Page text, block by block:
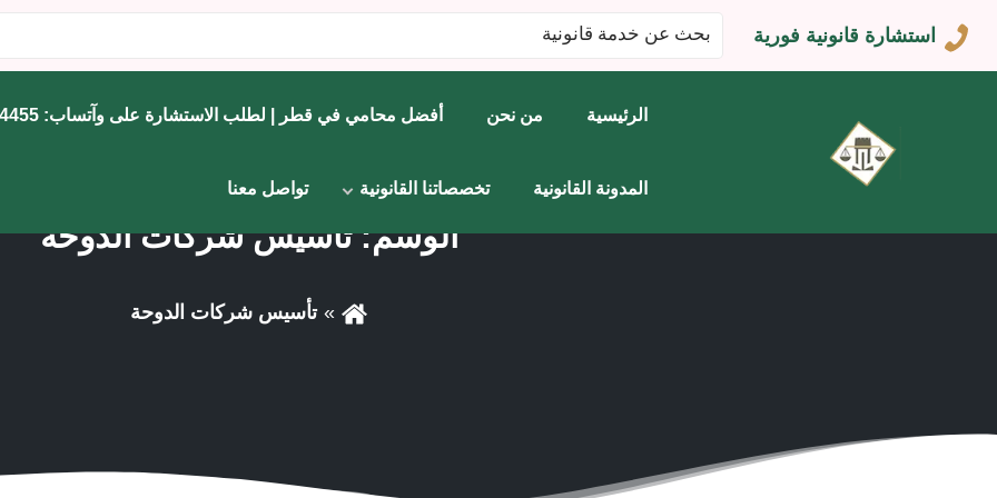
استشارة قانونية فورية
البحث
عن:
الرئيسية من نحن أفضل محامي في قطر | لطلب الاستشارة على وآتساب: 71734455
المدونة القانونية تخصصاتنا القانونية تواصل معنا
الوسم:تأسيس شركات الدوحة
تأسيس شركات الدوحة